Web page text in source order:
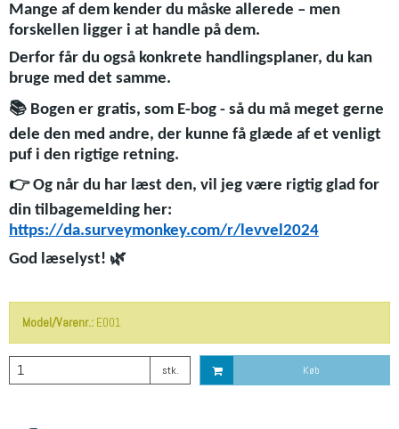
Mange af dem kender du måske allerede – men
forskellen ligger i at handle på dem.
Derfor får du også konkrete handlingsplaner, du kan
bruge med det samme.
📚 Bogen er gratis, som E-bog - så du må meget gerne
dele den med andre, der kunne få glæde af et venligt
puf i den rigtige retning.
👉Og når du har læst den, vil jeg være rigtig glad for
din tilbagemelding her:
https://da.surveymonkey.com/r/levvel2024
God læselyst! 🌿
Model/Varenr.: E001
stk. Køb